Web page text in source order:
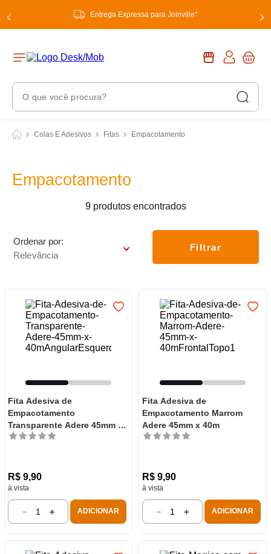
Entrega Expressa para Joinville*
O que você procura?
Colas E Adesivos Fitas Empacotamento
Empacotamento
9 produtos
Ordenar por
Relevância
Filtrar
Fita Adesiva de
Empacotamento
Transparente Adere 45mm x
40m
R$ 9,90
à vista
＋
－ ADICIONAR
Fita Adesiva de
Empacotamento Marrom
Adere 45mm x 40m
R$ 9,90
à vista
＋
－ ADICIONAR
Termos Mais Buscados
2º
5º
6º luminária
8º panelas
9º caneca
10º frigideira multiflon